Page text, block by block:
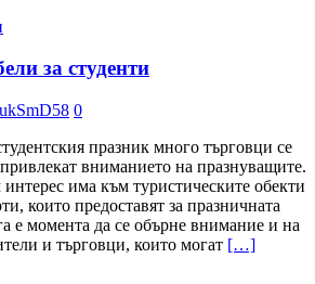
за студенти
0
празник много търговци се
вниманието на празнуващите.
има към туристическите обекти
които предоставят за празничната
е момента да се обърне внимание и на
и търговци, които могат […]